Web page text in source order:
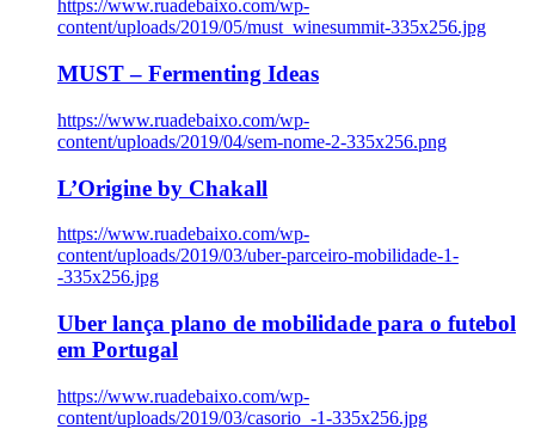
https://www.ruadebaixo.com/wp-
content/uploads/2019/05/must_winesummit-335x256.jpg
MUST – Fermenting Ideas
https://www.ruadebaixo.com/wp-
content/uploads/2019/04/sem-nome-2-335x256.png
L’Origine by Chakall
https://www.ruadebaixo.com/wp-
content/uploads/2019/03/uber-parceiro-mobilidade-1-
-335x256.jpg
Uber lança plano de mobilidade para o futebol
em Portugal
https://www.ruadebaixo.com/wp-
content/uploads/2019/03/casorio_-1-335x256.jpg